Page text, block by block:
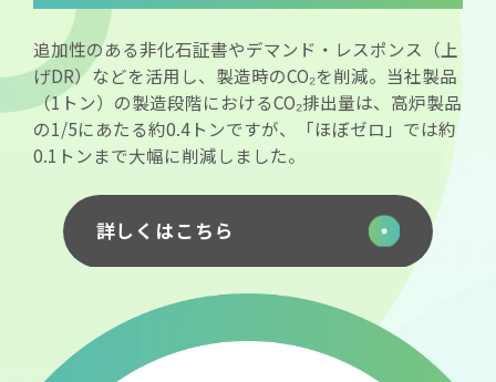
追加性のある非化石証書やデマンド・レスポンス（上
げDR）などを活用し、製造時のCO₂を削減。当社製品
（1トン）の製造段階におけるCO₂排出量は、高炉製品
の1/5にあたる約0.4トンですが、「ほぼゼロ」では約
0.1トンまで大幅に削減しました。
詳しくはこちら